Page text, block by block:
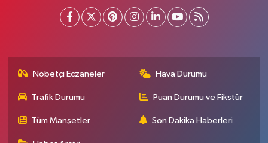
Nöbetçi Eczaneler Hava Durumu
Trafik Durumu Puan Durumu ve Fikstür
Tüm Manşetler Son Dakika Haberleri